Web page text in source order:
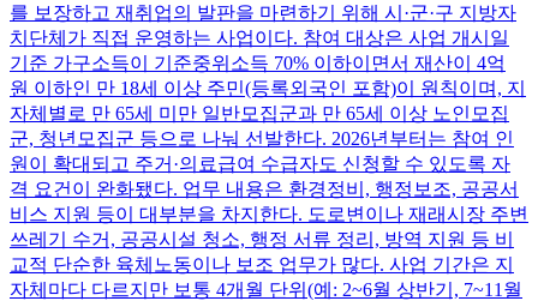
를 보장하고 재취업의 발판을 마련하기 위해 시·군·구 지방자
치단체가 직접 운영하는 사업이다. 참여 대상은 사업 개시일
기준 가구소득이 기준중위소득 70% 이하이면서 재산이 4억
원 이하인 만 18세 이상 주민(등록외국인 포함)이 원칙이며, 지
자체별로 만 65세 미만 일반모집군과 만 65세 이상 노인모집
군, 청년모집군 등으로 나눠 선발한다. 2026년부터는 참여 인
원이 확대되고 주거·의료급여 수급자도 신청할 수 있도록 자
격 요건이 완화됐다. 업무 내용은 환경정비, 행정보조, 공공서
비스 지원 등이 대부분을 차지한다. 도로변이나 재래시장 주변
쓰레기 수거, 공공시설 청소, 행정 서류 정리, 방역 지원 등 비
교적 단순한 육체노동이나 보조 업무가 많다. 사업 기간은 지
자체마다 다르지만 보통 4개월 단위(예: 2~6월 상반기, 7~11월